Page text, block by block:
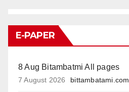
E-PAPER
8 Aug Bitambatmi All pages
7 August 2026 bittambatami.com